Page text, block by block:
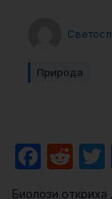
Природа
Биолози откриха